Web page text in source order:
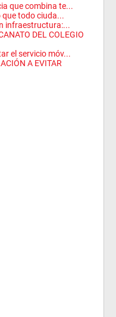
que combina te...
que todo ciuda...
infraestructura:...
DEL COLEGIO
el servicio móv...
A EVITAR